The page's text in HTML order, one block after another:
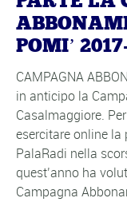
POMI’
CAMPAGNA
in anticipo la
Casalmaggiore.
esercitare online
PalaRadi nella
quest’anno ha
Campagna